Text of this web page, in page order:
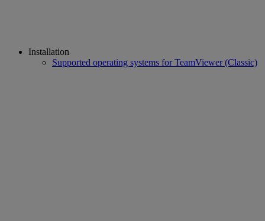
Installation
Supported operating systems for TeamViewer (Classic)